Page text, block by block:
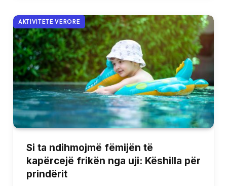
AKTIVITETE VERORE
Si ta ndihmojmë fëmijën të
kapërcejë frikën nga uji: Këshilla për
prindërit